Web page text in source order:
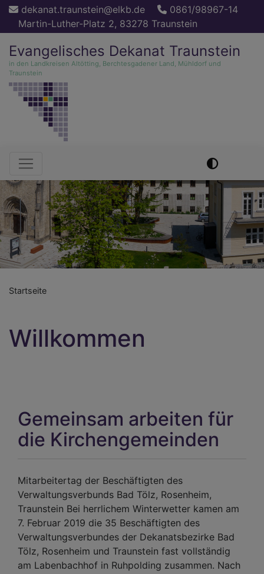
Direkt
Inhalt
dekanat.traunstein@elkb.de
0861/98967-14
Martin-Luther-Platz 2, 83278 Traunstein
Evangelisches Dekanat Traunstein
in den Landkreisen Altötting, Berchtesgadener Land, Mühldorf und
Traunstein
Hauptnavigation
Startseite
Willkommen
Gemeinsam arbeiten für
die Kirchengemeinden
Mitarbeitertag der Beschäftigten des
Verwaltungsverbunds Bad Tölz, Rosenheim,
Traunstein Bei herrlichem Winterwetter kamen am
7. Februar 2019 die 35 Beschäftigten des
Verwaltungsverbundes der Dekanatsbezirke Bad
Tölz, Rosenheim und Traunstein fast vollständig
am Labenbachhof in Ruhpolding zusammen. Nach